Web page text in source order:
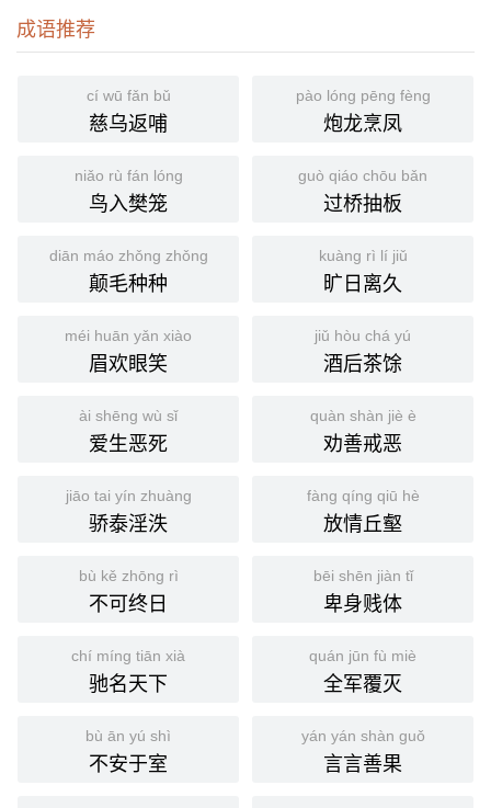
成语推荐
cí wū fǎn bǔ
慈乌返哺
pào lóng pēng fèng
炮龙烹凤
niǎo rù fán lóng
鸟入樊笼
guò qiáo chōu bǎn
过桥抽板
diān máo zhǒng zhǒng
颠毛种种
kuàng rì lí jiǔ
旷日离久
méi huān yǎn xiào
眉欢眼笑
jiǔ hòu chá yú
酒后茶馀
ài shēng wù sǐ
爱生恶死
quàn shàn jiè è
劝善戒恶
jiāo tai yín zhuàng
骄泰淫泆
fàng qíng qiū hè
放情丘壑
bù kě zhōng rì
不可终日
bēi shēn jiàn tǐ
卑身贱体
chí míng tiān xià
驰名天下
quán jūn fù miè
全军覆灭
bù ān yú shì
不安于室
yán yán shàn guǒ
言言善果